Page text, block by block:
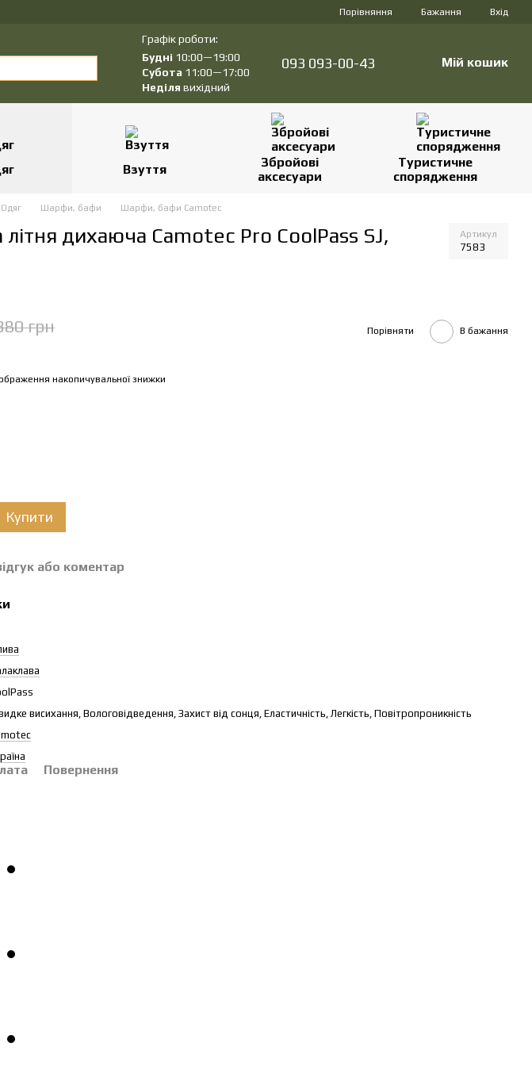
Порівняння Бажання Вхід
Графік роботи:
Будні 10:00—19:00
Субота 11:00—17:00
Неділя вихідний
093 093-00-43 Мій кошик
Взуття
Збройові
аксесуари
Туристичне
спорядження
Одяг Шарфи, бафи Шарфи, бафи Camotec
літня дихаюча Camotec Pro CoolPass SJ,
Артикул
7583
грн Порівняти В бажання
накопичувальної знижки
Купити
або коментар
висихання, Вологовідведення, Захист від сонця, Еластичність, Легкість, Повітропроникність
Повернення